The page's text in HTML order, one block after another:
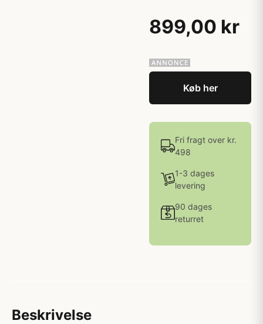
899,00 kr
Køb her
Fri fragt over kr.
498
1-3 dages
levering
90 dages
returret
Beskrivelse